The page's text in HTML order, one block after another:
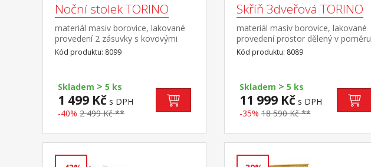
Noční stolek TORINO
materiál masiv borovice, lakované
provedení 2 zásuvky s kovovými
pojezdy
Kód produktu: 8099
Skladem > 5 ks
1 499 Kč s DPH
-40% 2 499 Kč **
Skříň 3dveřová TORINO
materiál masiv borovice, lakované
provedení prostor dělený v poměru
2:1 širší část šatní tyč a police, užší
část 3 police ve spodní části 2
pojezdy doporučený nástavec 8189
Kód produktu: 8089
Skladem > 5 ks
11 999 Kč s DPH
-35% 18 590 Kč **